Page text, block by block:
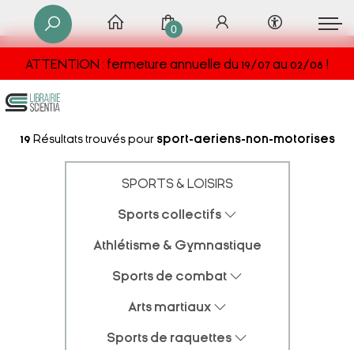
ATTENTION : fermeture annuelle du 19/07 au 02/08 !
0
19 Résultats trouvés pour sport-aeriens-non-motorises
SPORTS & LOISIRS
Sports collectifs
Athlétisme & Gymnastique
Sports de combat
Arts martiaux
Sports de raquettes